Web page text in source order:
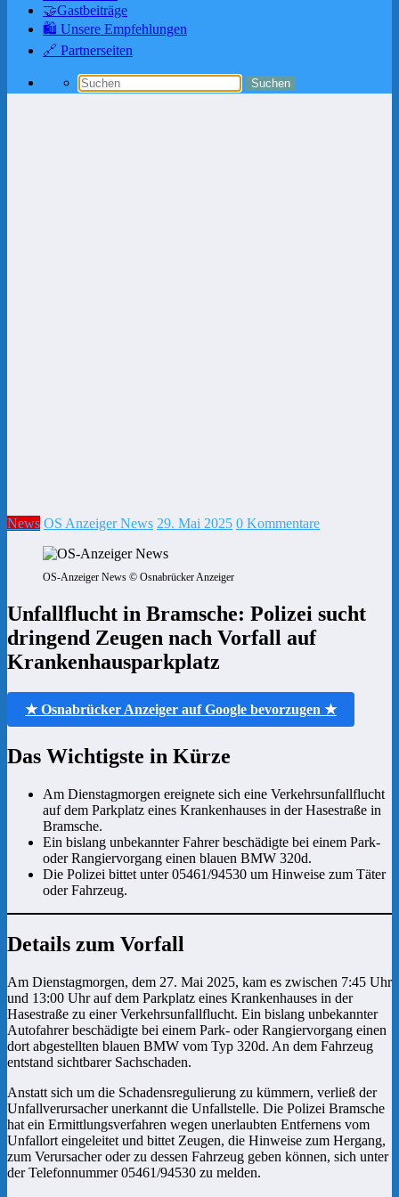
🤝Gastbeiträge
🛍️ Unsere Empfehlungen
🔗 Partnerseiten
News OS Anzeiger News 29. Mai 2025 0 Kommentare
OS-Anzeiger News © Osnabrücker Anzeiger
Unfallflucht in Bramsche: Polizei sucht
dringend Zeugen nach Vorfall auf
Krankenhausparkplatz
★ Osnabrücker Anzeiger auf Google bevorzugen ★
Das Wichtigste in Kürze
Am Dienstagmorgen ereignete sich eine Verkehrsunfallflucht
auf dem Parkplatz eines Krankenhauses in der Hasestraße in
Bramsche.
Ein bislang unbekannter Fahrer beschädigte bei einem Park-
oder Rangiervorgang einen blauen BMW 320d.
Die Polizei bittet unter 05461/94530 um Hinweise zum Täter
oder Fahrzeug.
Details zum Vorfall
Am Dienstagmorgen, dem 27. Mai 2025, kam es zwischen 7:45 Uhr
und 13:00 Uhr auf dem Parkplatz eines Krankenhauses in der
Hasestraße zu einer Verkehrsunfallflucht. Ein bislang unbekannter
Autofahrer beschädigte bei einem Park- oder Rangiervorgang einen
dort abgestellten blauen BMW vom Typ 320d. An dem Fahrzeug
entstand sichtbarer Sachschaden.
Anstatt sich um die Schadensregulierung zu kümmern, verließ der
Unfallverursacher unerkannt die Unfallstelle. Die Polizei Bramsche
hat ein Ermittlungsverfahren wegen unerlaubten Entfernens vom
Unfallort eingeleitet und bittet Zeugen, die Hinweise zum Hergang,
zum Verursacher oder zu dessen Fahrzeug geben können, sich unter
der Telefonnummer 05461/94530 zu melden.